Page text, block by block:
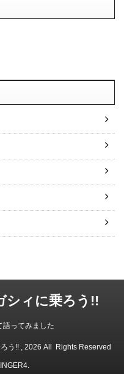
シィに乗ろう!!
語ってみました
う!! , 2026 All Rights Reserved
.